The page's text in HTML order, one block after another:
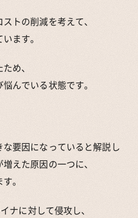
トの削減を考えて、
ます。
め、
んでいる状態です。
要因になっていると解説し
えた原因の一つに、
。
ナに対して侵攻し、